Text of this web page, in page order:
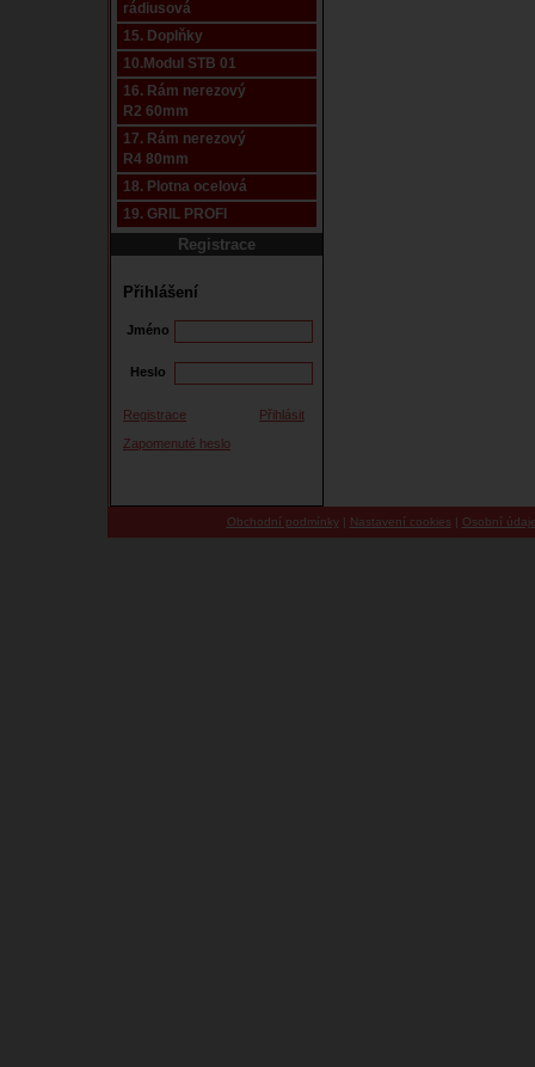
rádiusová
15. Doplňky
10.Modul STB 01
16. Rám nerezový
R2 60mm
17. Rám nerezový
R4 80mm
18. Plotna ocelová
19. GRIL PROFI
Registrace
Přihlášení
Jméno
Heslo
Registrace
Přihlásit
Zapomenuté heslo
Obchodní podmínky| Nastavení cookies | Osobní